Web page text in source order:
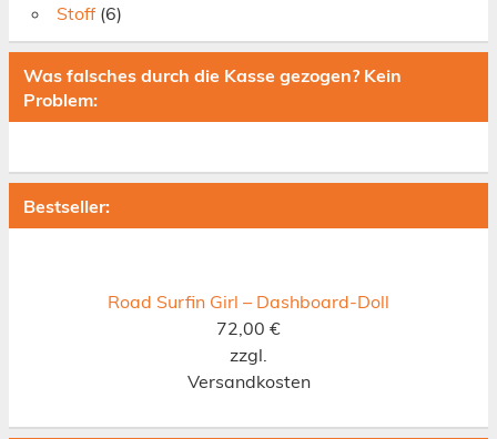
Stoff (6)
Was falsches durch die Kasse gezogen? Kein
Problem:
Bestseller:
Road Surfin Girl – Dashboard-Doll
72,00 €
zzgl.
Versandkosten